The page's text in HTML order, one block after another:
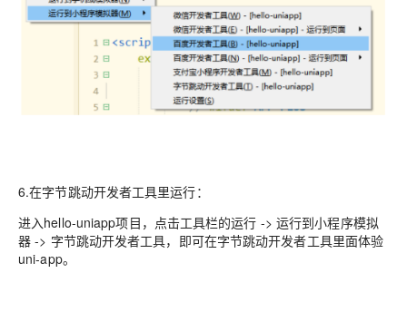
6.在字节跳动开发者工具里运行：
进入hello-uniapp项目，点击工具栏的运行 -> 运行到小程序模拟
器 -> 字节跳动开发者工具，即可在字节跳动开发者工具里面体验
uni-app。